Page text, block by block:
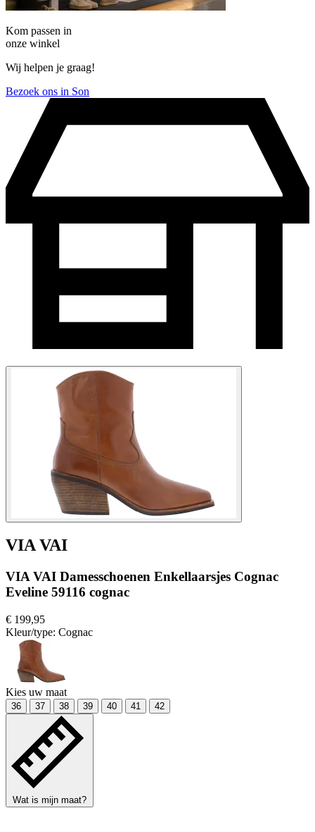
Kom passen in
onze winkel
Wij helpen je graag!
Bezoek ons in Son
VIA VAI
VIA VAI Damesschoenen Enkellaarsjes Cognac
Eveline 59116 cognac
€ 199,95
Kleur/type: Cognac
Kies uw maat
36 37 38 39 40 41 42
Wat is mijn maat?